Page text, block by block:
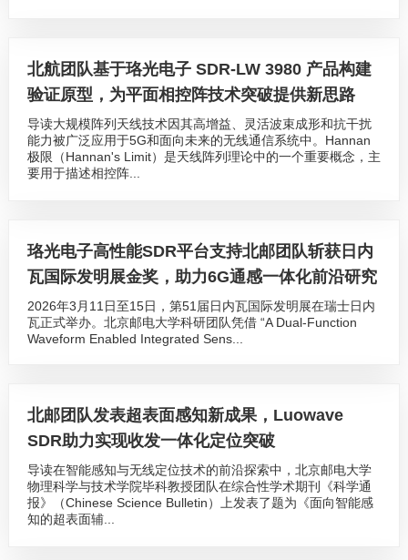
北航团队基于珞光电子 SDR-LW 3980 产品构建
验证原型，为平面相控阵技术突破提供新思路
导读大规模阵列天线技术因其高增益、灵活波束成形和抗干扰
能力被广泛应用于5G和面向未来的无线通信系统中。Hannan
极限（Hannan's Limit）是天线阵列理论中的一个重要概念，主
要用于描述相控阵...
珞光电子高性能SDR平台支持北邮团队斩获日内
瓦国际发明展金奖，助力6G通感一体化前沿研究
2026年3月11日至15日，第51届日内瓦国际发明展在瑞士日内
瓦正式举办。北京邮电大学科研团队凭借 “A Dual-Function
Waveform Enabled Integrated Sens...
北邮团队发表超表面感知新成果，Luowave
SDR助力实现收发一体化定位突破
导读在智能感知与无线定位技术的前沿探索中，北京邮电大学
物理科学与技术学院毕科教授团队在综合性学术期刊《科学通
报》（Chinese Science Bulletin）上发表了题为《面向智能感
知的超表面辅...